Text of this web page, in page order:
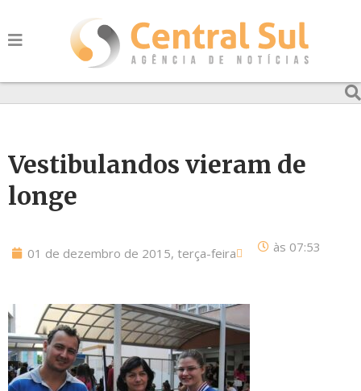
Vestibulandos vieram de
longe
01 de dezembro de 2015, terça-feira às 07:53